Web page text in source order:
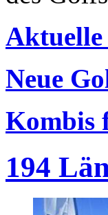
Neue
Kombis
194